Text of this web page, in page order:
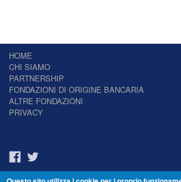
HOME
CHI SIAMO
PARTNERSHIP
FONDAZIONI DI ORIGINE BANCARIA
ALTRE FONDAZIONI
PRIVACY